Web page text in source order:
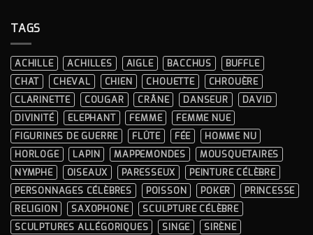
?
GUIDE
COMPLET
ET
CONSEILS
PRATIQUES
TAGS
ACHILLE ACHILLES AIGLE BACCHUS
BUFFLE
CHAT
CHEVAL CHIEN CHOUETTE
CHROUÈRE
CLARINETTE
COUGAR CRÂNE DANSEUR
DAVID
DIVINITÉ
ELEPHANT FEMME
FEMME NUE
FIGURINES DE GUERRE
FLÛTE FÉE
HOMME NU
HORLOGE
LAPIN MAPPEMONDES
MOUSQUETAIRES
NYMPHE
OISEAUX PARESSEUX
PEINTURE CÉLÈBRE
PERSONNAGES CÉLÈBRES
POISSON POKER
PRINCESSE
RELIGION
SAXOPHONE
SCULPTURE CÉLÈBRE
SCULPTURES ALLÉGORIQUES
SINGE SIRÈNE